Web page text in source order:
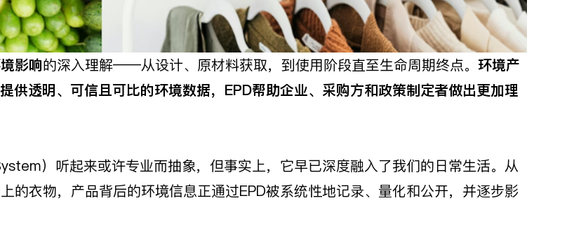
影响的深入理解——从设计、原材料获取，到使用阶段直至生命周期终点。 环境产
供透明、可信且可比的环境数据，EPD帮助企业、采购方和政策制定者做出更加理
）听起来或许专业而抽象，但事实上，它早已深度融入了我们的日常生活。从
的衣物，产品背后的环境信息正通过EPD被系统性地记录、量化和公开，并逐步影